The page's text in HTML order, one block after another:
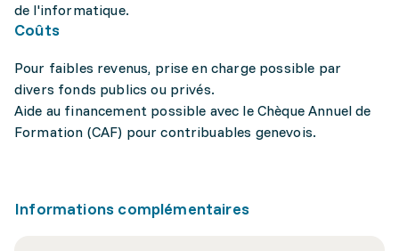
de l'informatique.
Coûts
Pour faibles revenus, prise en charge possible par
divers fonds publics ou privés.
Aide au financement possible avec le Chèque Annuel de
Formation (CAF) pour contribuables genevois.
Informations complémentaires